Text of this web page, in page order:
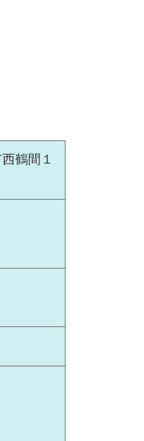
鶴間１